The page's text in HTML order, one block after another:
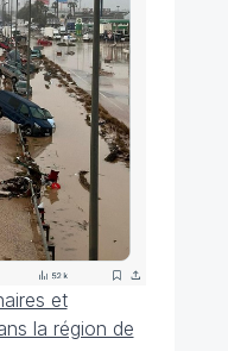
et
la région de